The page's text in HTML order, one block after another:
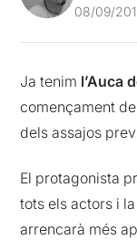
08/09/
Ja tenim l’Auca
començament
dels assajos
El protagonista
tots els actors i
arrencarà més